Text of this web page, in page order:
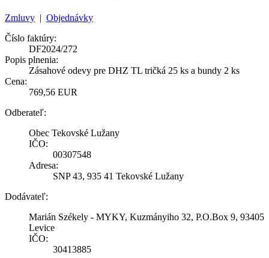
Zmluvy | Objednávky
Číslo faktúry:
DF2024/272
Popis plnenia:
Zásahové odevy pre DHZ TL tričká 25 ks a bundy 2 ks
Cena:
769,56 EUR
Odberateľ:
Obec Tekovské Lužany
IČO:
00307548
Adresa:
SNP 43, 935 41 Tekovské Lužany
Dodávateľ:
Marián Székely - MYKY, Kuzmányiho 32, P.O.Box 9, 93405
Levice
IČO:
30413885